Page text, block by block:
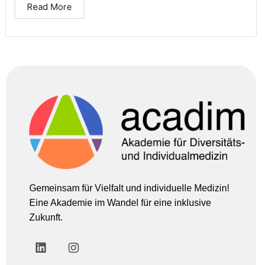
Read More
Gemeinsam für Vielfalt und individuelle Medizin!
Eine Akademie im Wandel für eine inklusive
Zukunft.